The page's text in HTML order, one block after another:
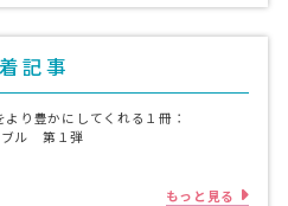
記事
より豊かにしてくれる１冊：
ブル 第１弾
もっと見る